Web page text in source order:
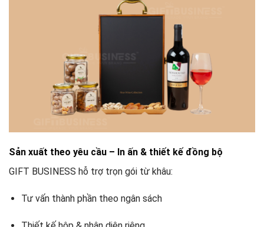
Sản xuất theo yêu cầu – In ấn & thiết kế đồng bộ
GIFT BUSINESS hỗ trợ trọn gói từ khâu:
Tư vấn thành phần theo ngân sách